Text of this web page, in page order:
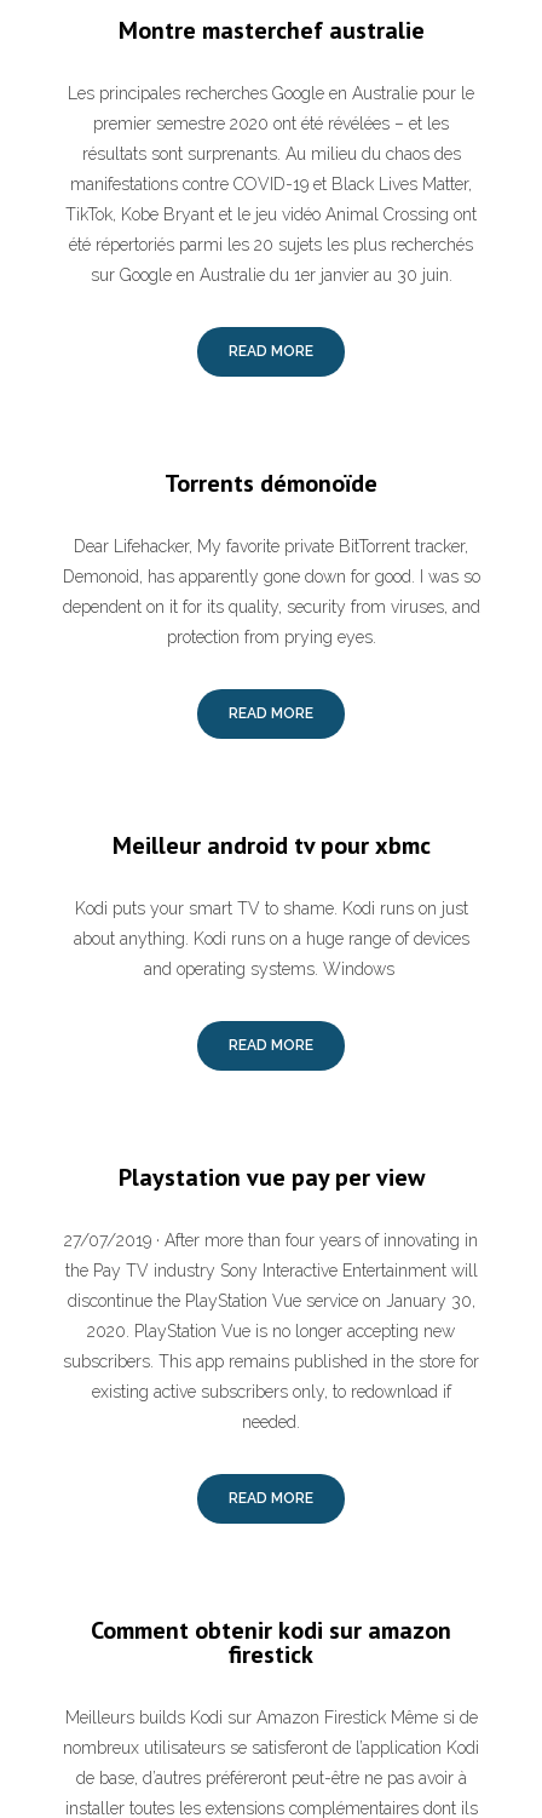
Montre masterchef australie
Les principales recherches Google en Australie pour le
premier semestre 2020 ont été révélées – et les
résultats sont surprenants. Au milieu du chaos des
manifestations contre COVID-19 et Black Lives Matter,
TikTok, Kobe Bryant et le jeu vidéo Animal Crossing ont
été répertoriés parmi les 20 sujets les plus recherchés
sur Google en Australie du 1er janvier au 30 juin.
READ MORE
Torrents démonoïde
Dear Lifehacker, My favorite private BitTorrent tracker,
Demonoid, has apparently gone down for good. I was so
dependent on it for its quality, security from viruses, and
protection from prying eyes.
READ MORE
Meilleur android tv pour xbmc
Kodi puts your smart TV to shame. Kodi runs on just
about anything. Kodi runs on a huge range of devices
and operating systems. Windows
READ MORE
Playstation vue pay per view
27/07/2019 · After more than four years of innovating in
the Pay TV industry Sony Interactive Entertainment will
discontinue the PlayStation Vue service on January 30,
2020. PlayStation Vue is no longer accepting new
subscribers. This app remains published in the store for
existing active subscribers only, to redownload if
needed.
READ MORE
Comment obtenir kodi sur amazon
firestick
Meilleurs builds Kodi sur Amazon Firestick Même si de
nombreux utilisateurs se satisferont de l’application Kodi
de base, d’autres préféreront peut-être ne pas avoir à
installer toutes les extensions complémentaires dont ils